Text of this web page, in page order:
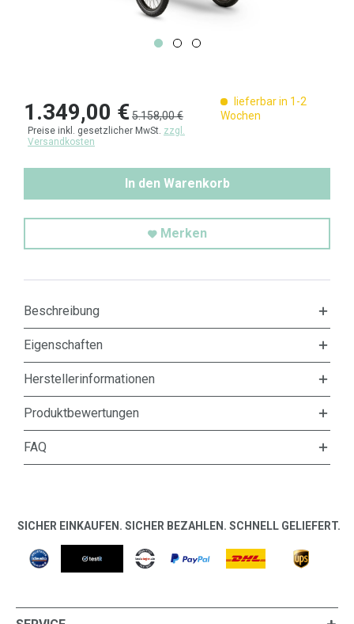
1.349,00 €5.158,00 €
Preise inkl. gesetzlicher MwSt. zzgl.
Versandkosten
lieferbar in 1-2
Wochen
In den Warenkorb
Merken
Beschreibung
Eigenschaften
Herstellerinformationen
Produktbewertungen
FAQ
SICHER EINKAUFEN. SICHER BEZAHLEN. SCHNELL GELIEFERT.